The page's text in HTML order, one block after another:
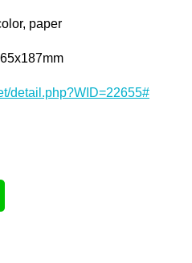
paper
detail.php?WID=22655#